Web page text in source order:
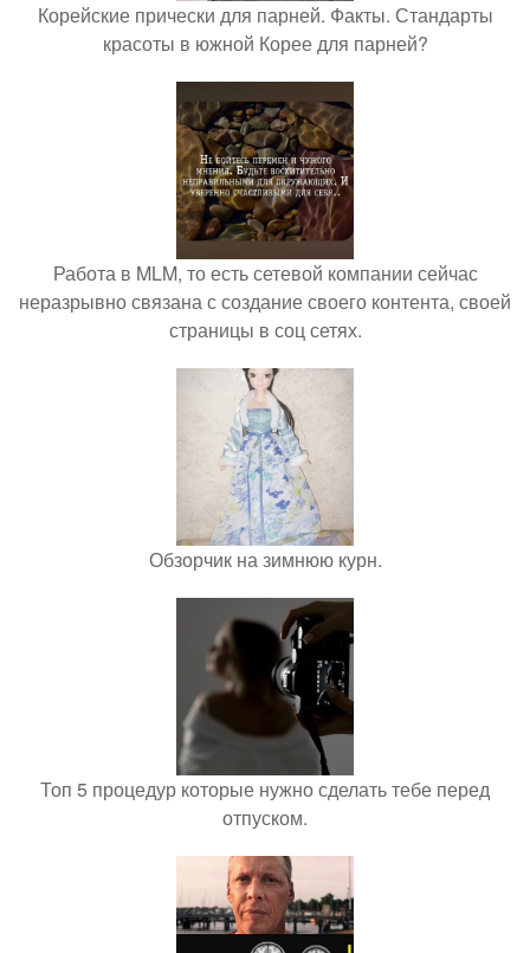
Корейские прически для парней. Факты. Стандарты
красоты в южной Корее для парней?
Работа в MLM, то есть сетевой компании сейчас
неразрывно связана с создание своего контента, своей
страницы в соц сетях.
Обзорчик на зимнюю курн.
Топ 5 процедур которые нужно сделать тебе перед
отпуском.